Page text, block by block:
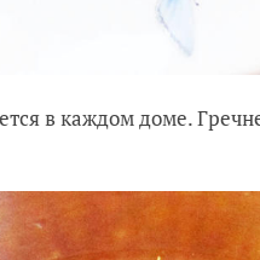
в каждом доме.